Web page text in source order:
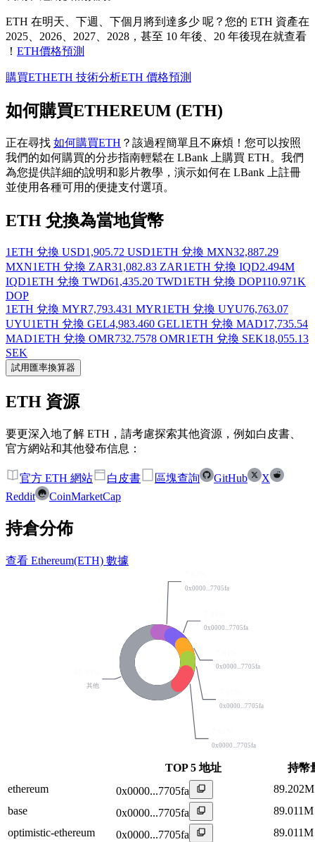
ETH 在明天、下週、下個月將到達多少 呢？您的 ETH 資產在
2025、2026、2027、2028，甚至 10 年後、20 年後現在就查看
！ ETH價格預測
購買ETHETH 技術分析ETH 價格預測
如何購買ETHEREUM (ETH)
正在尋找 如何購買ETH ？該過程簡單且不麻煩！您可以按照
我們的如何購買的分步指南輕鬆在 LBank 上購買 ETH。我們
為您提供詳細的說明和影片教學，演示如何在 LBank 上註冊
並使用各種可用的便捷支付選項。
ETH 兌換為當地貨幣
1ETH 兌換 USD1,905.72 USD1ETH 兌換 MXN32,887.29
MXN1ETH 兌換 ZAR31,082.83 ZAR1ETH 兌換 IQD2.494M
IQD1ETH 兌換 TWD61,435.20 TWD1ETH 兌換 DOP110.971K
DOP
1ETH 兌換 MYR7,793.431 MYR1ETH 兌換 UYU76,763.07
UYU1ETH 兌換 GEL4,983.460 GEL1ETH 兌換 MAD17,735.54
MAD1ETH 兌換 OMR732.7578 OMR1ETH 兌換 SEK18,055.13
SEK
試用匯率換算器
ETH 資源
要更深入地了解 ETH，請考慮探索其他資源，例如白皮書、
官方網站和其他發布信息：
官方 ETH 網站 白皮書 區塊查詢 GitHub
X
Reddit
CoinMarketCap
持倉分佈
查看 Ethereum(ETH) 數據
其他
0x0000...7705fa
0x0000...7705fa
0x0000...7705fa
0x0000...7705fa
0x0000...7705fa
TOP 5 地址
持幣
ethereum
0x0000...7705fa
89.202M
base
0x0000...7705fa
89.011M
optimistic-ethereum
0x0000...7705fa
89.011M